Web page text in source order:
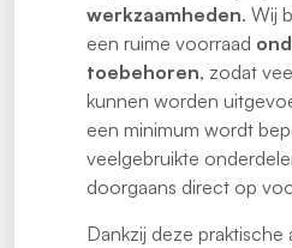
werkzaamheden. Wij
een ruime voorraad
toebehoren, zodat
kunnen worden
een minimum wordt
veelgebruikte
doorgaans direct op
Dankzij deze praktische